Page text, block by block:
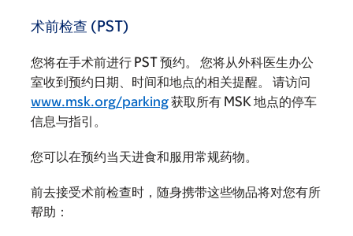
术前检查 (PST)
您将在手术前进行 PST 预约。 您将从外科医生办公
室收到预约日期、时间和地点的相关提醒。 请访问
www.msk.org/parking获取所有 MSK 地点的停车
信息与指引。
您可以在预约当天进食和服用常规药物。
前去接受术前检查时，随身携带这些物品将对您有所
帮助：